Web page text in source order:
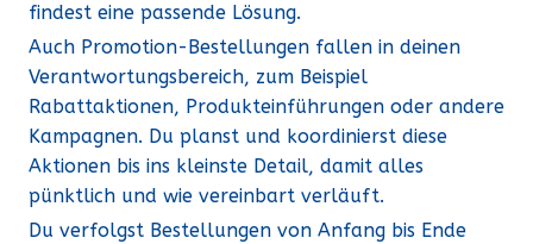
findest eine passende Lösung.
Auch Promotion-Bestellungen fallen in deinen
Verantwortungsbereich, zum Beispiel
Rabattaktionen, Produkteinführungen oder andere
Kampagnen. Du planst und koordinierst diese
Aktionen bis ins kleinste Detail, damit alles
pünktlich und wie vereinbart verläuft.
Du verfolgst Bestellungen von Anfang bis Ende